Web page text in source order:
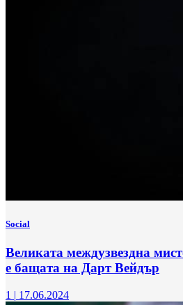
Social
Великата междузвездна
е бащата на Дарт Вейдър
1 | 17.06.2024